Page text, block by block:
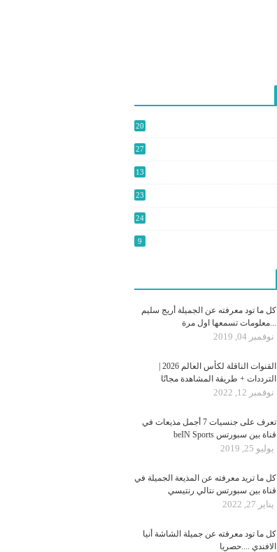
20
27
13
23
24
9
كل ما تود معرفته عن الجميلة أريج سليم
...معلومات تسمعها اول مرة
نوفمبر 04, 2019
الترددات + طريقة المشاهدة مجانًا
نوفمبر 12, 2022
تعرف على جنسيات 7 أجمل مذيعات في
قناة بين سبورتس beIN Sports
يوليو 25, 2019
كل ما تريد معرفته عن المذيعة الجميلة في
قناة بين سبورتس نتالي رنتيسي
يناير 27, 2022
كل ما تود معرفته عن جميلة الشاشة أنيا
الافندي ....حصريا